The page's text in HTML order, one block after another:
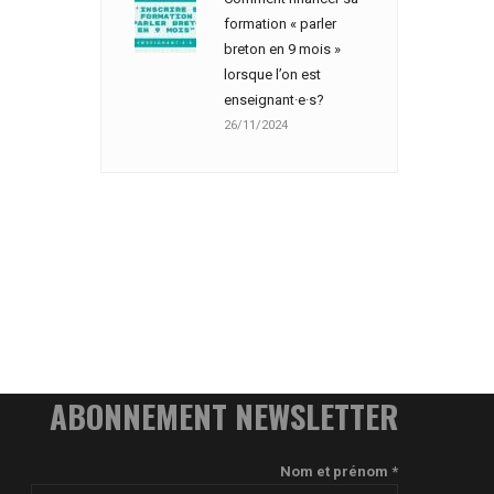
formation « parler
breton en 9 mois »
lorsque l’on est
enseignant·e·s?
26/11/2024
ABONNEMENT NEWSLETTER
Nom et prénom *